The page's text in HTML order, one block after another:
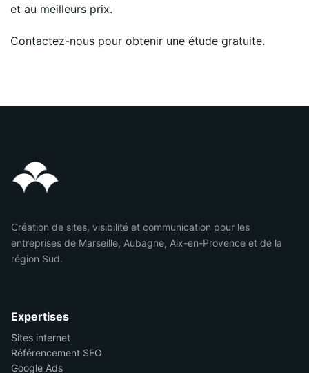
et au meilleurs prix.
Contactez-nous pour obtenir une étude gratuite.
Création de sites, visibilité et communication pour les
entreprises de Marseille, Aubagne, Aix-en-Provence et de la
région Sud.
Expertises
Sites internet
Référencement SEO
Google Ads